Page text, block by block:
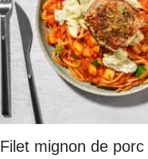
Filet mignon de porc